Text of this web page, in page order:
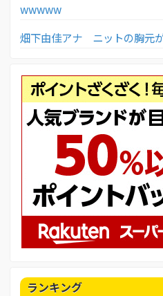
wwwww
畑下由佳アナ ニットの胸元
ランキング